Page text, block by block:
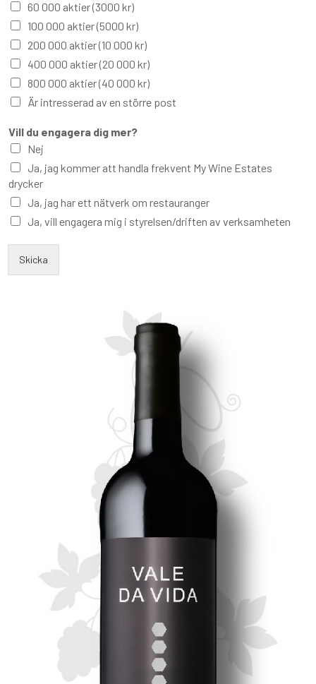
60 000 aktier (3000 kr)
100 000 aktier (5000 kr)
200 000 aktier (10 000 kr)
400 000 aktier (20 000 kr)
800 000 aktier (40 000 kr)
Är intresserad av en större post
Vill du engagera dig mer?
Nej
Ja, jag kommer att handla frekvent My Wine Estates
drycker
Ja, jag har ett nätverk om restauranger
Ja, vill engagera mig i styrelsen/driften av verksamheten
Skicka